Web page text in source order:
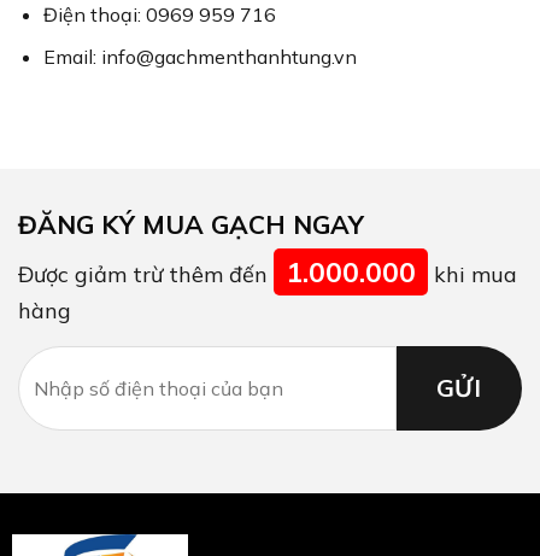
Điện thoại: 0969 959 716
Email: info@gachmenthanhtung.vn
ĐĂNG KÝ MUA GẠCH NGAY
Được giảm trừ thêm đến 1.000.000
khi mua
hàng